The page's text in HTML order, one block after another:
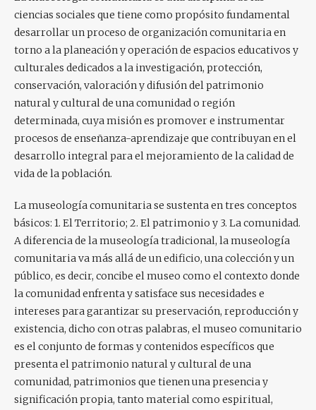
ciencias sociales que tiene como propósito fundamental
desarrollar un proceso de organización comunitaria en
torno a la planeación y operación de espacios educativos y
culturales dedicados a la investigación, protección,
conservación, valoración y difusión del patrimonio
natural y cultural de una comunidad o región
determinada, cuya misión es promover e instrumentar
procesos de enseñanza-aprendizaje que contribuyan en el
desarrollo integral para el mejoramiento de la calidad de
vida de la población.
La museología comunitaria se sustenta en tres conceptos
básicos: 1. El Territorio; 2. El patrimonio y 3. La comunidad.
A diferencia de la museología tradicional, la museología
comunitaria va más allá de un edificio, una colección y un
público, es decir, concibe el museo como el contexto donde
la comunidad enfrenta y satisface sus necesidades e
intereses para garantizar su preservación, reproducción y
existencia, dicho con otras palabras, el museo comunitario
es el conjunto de formas y contenidos específicos que
presenta el patrimonio natural y cultural de una
comunidad, patrimonios que tienen una presencia y
significación propia, tanto material como espiritual,